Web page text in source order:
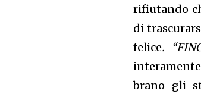
rifiutando
di
felice.
brano gli